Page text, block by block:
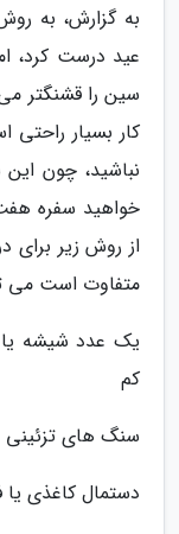
به گزارش، به
عید درست کرد،
سین را قشنگتر
کار بسیار راحتی
نباشید، چون
خواهید سفره
از روش زیر
متفاوت است می
یک عدد شیشه
کم
سنگ های تزئینی
دستمال کاغذی یا